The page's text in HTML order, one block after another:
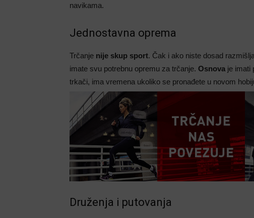
navikama.
Jednostavna oprema
Trčanje nije skup sport. Čak i ako niste dosad
imate svu potrebnu opremu za trčanje. Osnova je imati
trkači, ima vremena ukoliko se pronađete u novom
Druženja i putovanja